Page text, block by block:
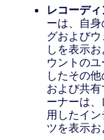
レコーデ
ーは、自
グおよび
しを表示
ウントの
したその
および共
ーナーは
用したイ
ツを表示お